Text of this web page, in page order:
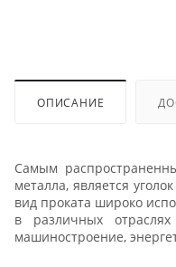
ОПИСАНИЕ
Самым
металла, является
вид проката широко
в различных
машиностроение,